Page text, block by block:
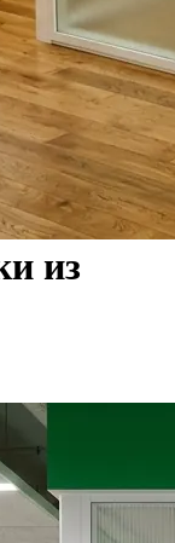
из